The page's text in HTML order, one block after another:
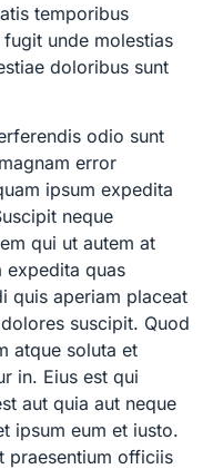
temporibus
unde molestias
doloribus sunt
odio sunt
error
ipsum expedita
neque
qui ut autem at
expedita quas
quis aperiam placeat
suscipit. Quod
atque soluta et
in. Eius est qui
aut quia aut neque
ipsum eum et iusto.
praesentium officiis